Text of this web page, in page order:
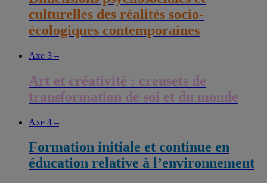
culturelles des réalités socio-
écologiques contemporaines
Axe 3 –
Art et créativité : creusets de
transformation de soi et du monde
Axe 4 –
Formation initiale et continue en
éducation relative à l’environnement